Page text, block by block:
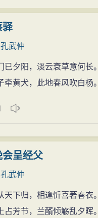
驿
孔武仲
已夕阳，淡云衰草意何长。
牵黄犬，此地春风吹白杨。
会呈经父
孔武仲
天下归，相逢忻喜著春衣。
占芳节，兰醑倾觞乱夕晖。